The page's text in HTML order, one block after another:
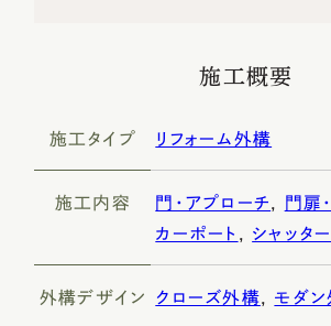
施工概要
施工タイプ リフォーム外構
施工内容 門・アプローチ, 門扉
カーポート , シャッター
外構デザイン クローズ外構, モダン